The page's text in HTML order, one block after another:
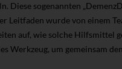
Diese sogenannten
Leitfaden wurde von einem
auf, wie solche Hilfsmittel
Werkzeug, um gemeinsam